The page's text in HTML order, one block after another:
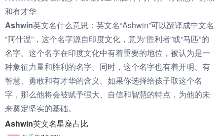
和有才华
Ashwin英文名什么意思： 英文名“Ashwin”可以翻译成中文名
“阿什温”，这个名字源自印度文化，意为“胜利者”或“马匹”的
名字。这个名字在印度文化中有着重要的地位，被认为是一
种象征力量和胜利的名字。同时，这个名字也有着开明、有
智慧、勇敢和有才华的含义。如果你选择给孩子取这个名
字，那么他将会被赋予强大、自信和智慧的特点，为他的未
来奠定坚实的基础。
Ashwin英文名星座占比